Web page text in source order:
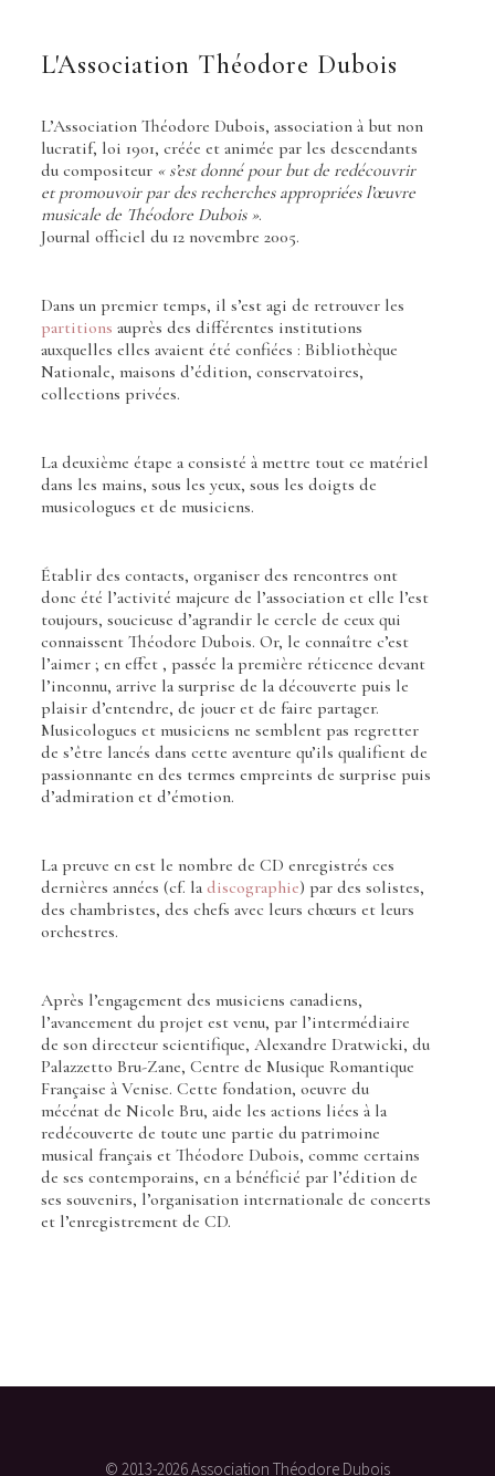
L'Association Théodore Dubois
L’Association Théodore Dubois, association à but non
lucratif, loi 1901, créée et animée par les descendants
du compositeur « s’est donné pour but de redécouvrir
et promouvoir par des recherches appropriées l’œuvre
musicale de Théodore Dubois ».
Journal officiel du 12 novembre 2005.
Dans un premier temps, il s’est agi de retrouver les
partitions auprès des différentes institutions
auxquelles elles avaient été confiées : Bibliothèque
Nationale, maisons d’édition, conservatoires,
collections privées.
La deuxième étape a consisté à mettre tout ce matériel
dans les mains, sous les yeux, sous les doigts de
musicologues et de musiciens.
Établir des contacts, organiser des rencontres ont
donc été l’activité majeure de l’association et elle l’est
toujours, soucieuse d’agrandir le cercle de ceux qui
connaissent Théodore Dubois. Or, le connaître c’est
l’aimer ; en effet , passée la première réticence devant
l’inconnu, arrive la surprise de la découverte puis le
plaisir d’entendre, de jouer et de faire partager.
Musicologues et musiciens ne semblent pas regretter
de s’être lancés dans cette aventure qu’ils qualifient de
passionnante en des termes empreints de surprise puis
d’admiration et d’émotion.
La preuve en est le nombre de CD enregistrés ces
dernières années (cf. ladiscographie) par des solistes,
des chambristes, des chefs avec leurs chœurs et leurs
orchestres.
Après l’engagement des musiciens canadiens,
l’avancement du projet est venu, par l’intermédiaire
de son directeur scientifique, Alexandre Dratwicki, du
Palazzetto Bru-Zane, Centre de Musique Romantique
Française à Venise. Cette fondation, oeuvre du
mécénat de Nicole Bru, aide les actions liées à la
redécouverte de toute une partie du patrimoine
musical français et Théodore Dubois, comme certains
de ses contemporains, en a bénéficié par l’édition de
ses souvenirs, l’organisation internationale de concerts
et l’enregistrement de CD.
© 2013-2026 Association Théodore Dubois